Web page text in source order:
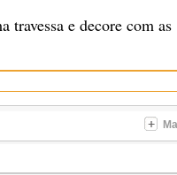
e decore com as